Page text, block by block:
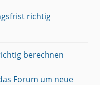
richtig
berechnen
Forum um neue